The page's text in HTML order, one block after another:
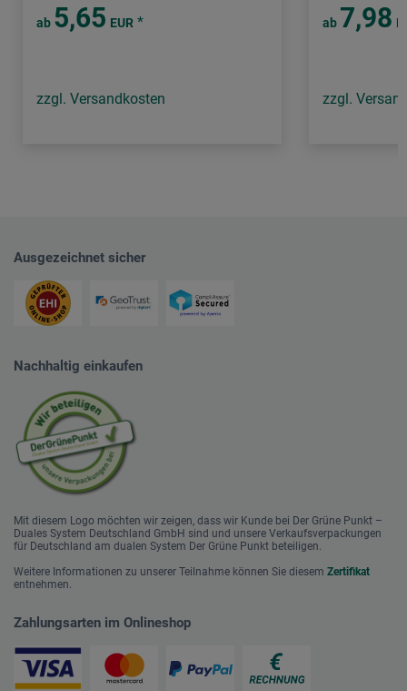
ab 5,65 EUR *
zzgl. Versandkosten
ab 7,98
zzgl.
Ausgezeichnet sicher
Nachhaltig einkaufen
Mit diesem Logo möchten wir zeigen, dass wir Kunde bei Der Grüne Punkt –
Duales System Deutschland GmbH sind und unsere Verkaufsverpackungen
für Deutschland am dualen System Der Grüne Punkt beteiligen.
Weitere Informationen zu unserer Teilnahme können Sie diesem Zertifikat
entnehmen.
Zahlungsarten im Onlineshop